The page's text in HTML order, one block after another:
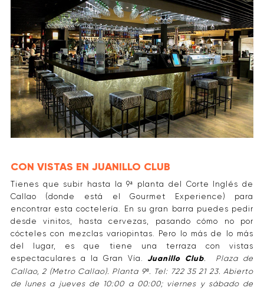
CON VISTAS EN JUANILLO CLUB
Tienes que subir hasta la 9ª planta del Corte Inglés de
Callao (donde está el Gourmet Experience) para
encontrar esta coctelería. En su gran barra puedes pedir
desde vinitos, hasta cervezas, pasando cómo no por
cócteles con mezclas variopintas. Pero lo más de lo más
del lugar, es que tiene una terraza con vistas
espectaculares a la Gran Vía. Juanillo Club. Plaza de
Callao, 2 (Metro Callao). Planta 9ª. Tel: 722 35 21 23. Abierto
de lunes a jueves de 10:00 a 00:00; viernes y sábado de